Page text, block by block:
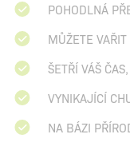
POHODLNÁ
MŮŽETE
ŠETŘÍ VÁŠ
VYNIKAJÍCÍ
NA BÁZI